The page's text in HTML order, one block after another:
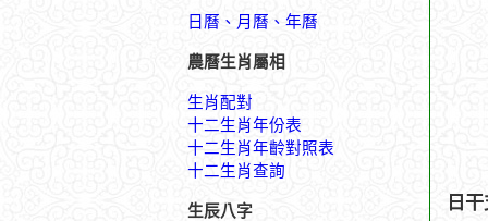
日曆、月曆、年曆
農曆生肖屬相
生肖配對
十二生肖年份表
十二生肖年齡對照表
十二生肖查詢
生辰八字 日